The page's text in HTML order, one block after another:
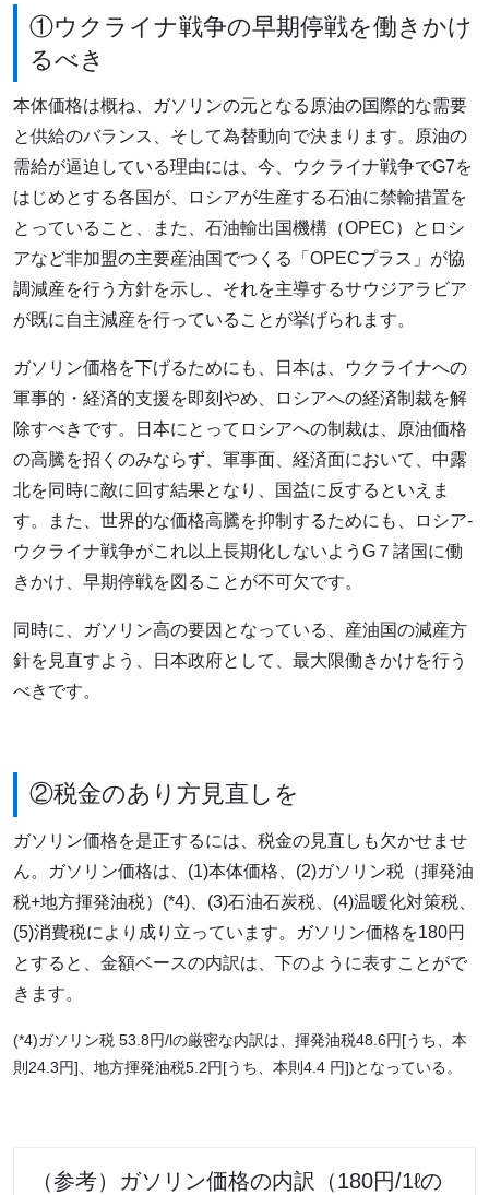
①ウクライナ戦争の早期停戦を働きかけ
るべき
本体価格は概ね、ガソリンの元となる原油の国際的な需要
と供給のバランス、そして為替動向で決まります。原油の
需給が逼迫している理由には、今、ウクライナ戦争でG7を
はじめとする各国が、ロシアが生産する石油に禁輸措置を
とっていること、また、石油輸出国機構（OPEC）とロシ
アなど非加盟の主要産油国でつくる「OPECプラス」が協
調減産を行う方針を示し、それを主導するサウジアラビア
が既に自主減産を行っていることが挙げられます。
ガソリン価格を下げるためにも、日本は、ウクライナへの
軍事的・経済的支援を即刻やめ、ロシアへの経済制裁を解
除すべきです。日本にとってロシアへの制裁は、原油価格
の高騰を招くのみならず、軍事面、経済面において、中露
北を同時に敵に回す結果となり、国益に反するといえま
す。また、世界的な価格高騰を抑制するためにも、ロシア-
ウクライナ戦争がこれ以上長期化しないようG７諸国に働
きかけ、早期停戦を図ることが不可欠です。
同時に、ガソリン高の要因となっている、産油国の減産方
針を見直すよう、日本政府として、最大限働きかけを行う
べきです。
②税金のあり方見直しを
ガソリン価格を是正するには、税金の見直しも欠かせませ
ん。ガソリン価格は、(1)本体価格、(2)ガソリン税（揮発油
税+地方揮発油税）(*4)、(3)石油石炭税、(4)温暖化対策税、
(5)消費税により成り立っています。ガソリン価格を180円
とすると、金額ベースの内訳は、下のように表すことがで
きます。
(*4)ガソリン税 53.8円/lの厳密な内訳は、揮発油税48.6円[うち、本
則24.3円]、地方揮発油税5.2円[うち、本則4.4 円])となっている。
（参考）ガソリン価格の内訳（180円/1ℓの